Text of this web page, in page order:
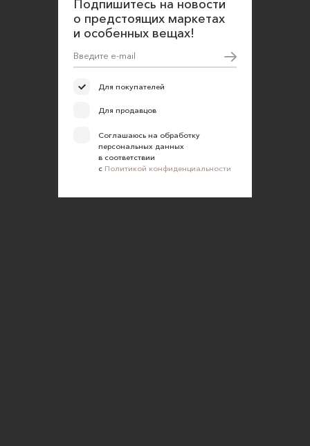
Подпишитесь на новости
о предстоящих маркетах
и особенных вещах!
Для покупателей
Для продавцов
Соглашаюсь на обработку
персональных данных
в соответствии
с Политикой конфиденциальности